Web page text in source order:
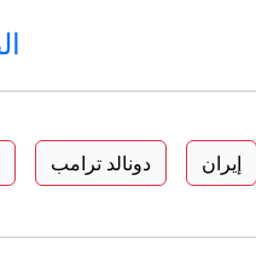
إيران دونالد ترامب